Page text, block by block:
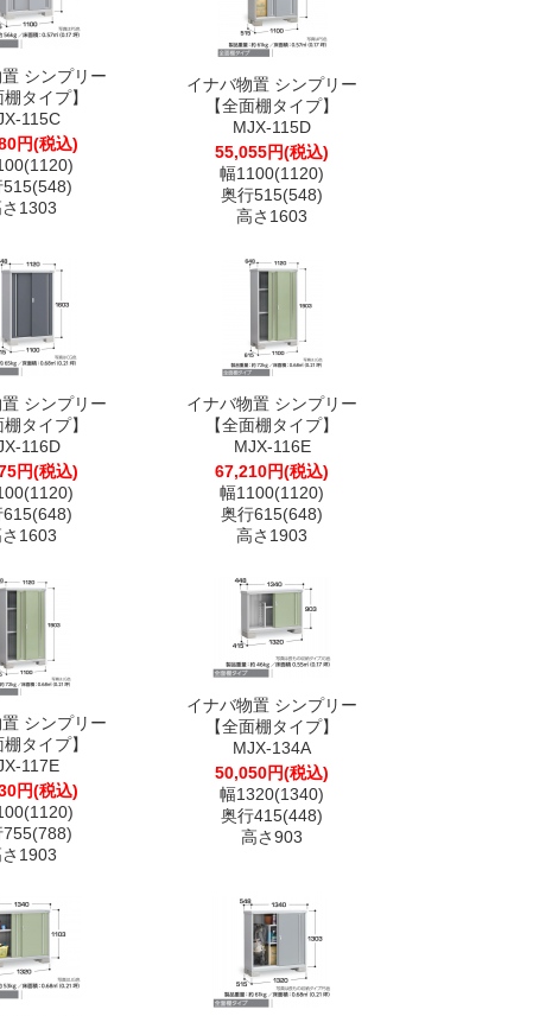
シンプリー
棚タイプ】
115C
円(税込)
515(548)
1303
イナバ物置 シンプリー
【全面棚タイプ】
MJX-115D
55,055円(税込)
幅1100(1120)
奥行515(548)
高さ1603
シンプリー
棚タイプ】
116D
円(税込)
615(648)
1603
イナバ物置 シンプリー
【全面棚タイプ】
MJX-116E
67,210円(税込)
幅1100(1120)
奥行615(648)
高さ1903
シンプリー
棚タイプ】
117E
円(税込)
755(788)
1903
イナバ物置 シンプリー
【全面棚タイプ】
MJX-134A
50,050円(税込)
幅1320(1340)
奥行415(448)
高さ903